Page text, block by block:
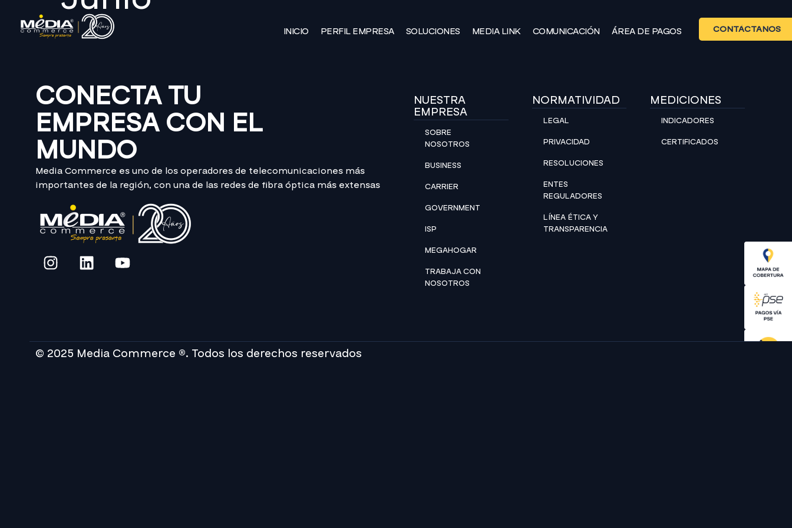
INICIO PERFIL EMPRESA SOLUCIONES MEDIA LINK COMUNICACIÓN ÁREA DE PAGOS CONTÁCTANOS
CONECTA TU
EMPRESA CON EL
MUNDO
Media Commerce es uno de los operadores de telecomunicaciones más
importantes de la región, con una de las redes de fibra óptica más extensas
NUESTRA
EMPRESA
SOBRE
NOSOTROS
BUSINESS
CARRIER
GOVERNMENT
ISP
MEGAHOGAR
TRABAJA CON
NOSOTROS
NORMATIVIDAD
LEGAL
PRIVACIDAD
RESOLUCIONES
ENTES
REGULADORES
LÍNEA ÉTICA Y
TRANSPARENCIA
MEDICIONES
INDICADORES
CERTIFICADOS
© 2025 Media Commerce ®. Todos los derechos reservados